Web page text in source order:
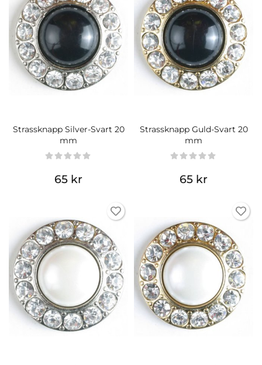
Strassknapp Silver-Svart 20
mm
65 kr
Strassknapp Guld-Svart 20
mm
65 kr